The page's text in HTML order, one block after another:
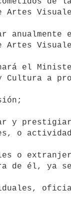
Artes
anualmente
Artes
Cultura a
y prestigiar
o
de él, ya